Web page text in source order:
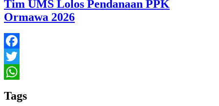
Tim UMS Lolos Pendanaan PPK
Ormawa 2026
Facebook
Twitter
Tags